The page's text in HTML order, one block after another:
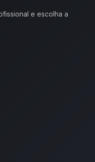
e escolha a